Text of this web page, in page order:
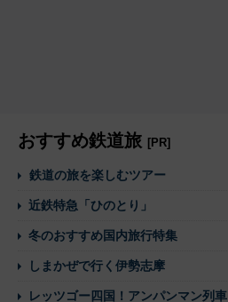
おすすめ鉄道旅 [PR]
鉄道の旅を楽しむツアー
近鉄特急「ひのとり」
冬のおすすめ国内旅行特集
しまかぜで行く伊勢志摩
レッツゴー四国！アンパンマン列車